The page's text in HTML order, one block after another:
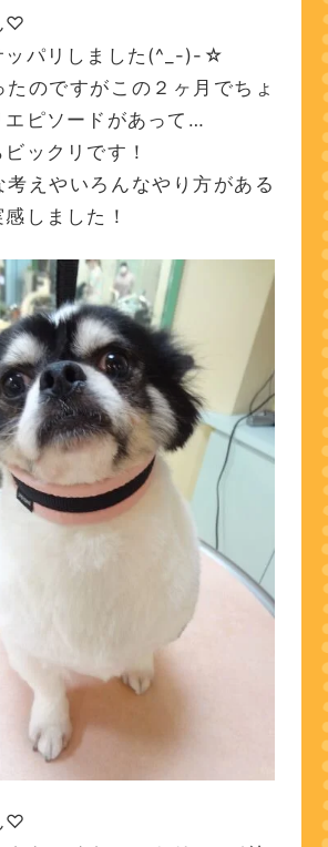
♡
ッパリしました(^_-)-☆
たのですがこの２ヶ月でちょ
エピソードがあって…
ックリです！
考えやいろんなやり方がある
しました！
♡